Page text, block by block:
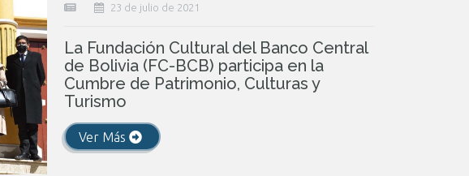
23 de julio de 2021
La Fundación Cultural del Banco Central
de Bolivia (FC-BCB) participa en la
Cumbre de Patrimonio, Culturas y
Turismo
Ver Más